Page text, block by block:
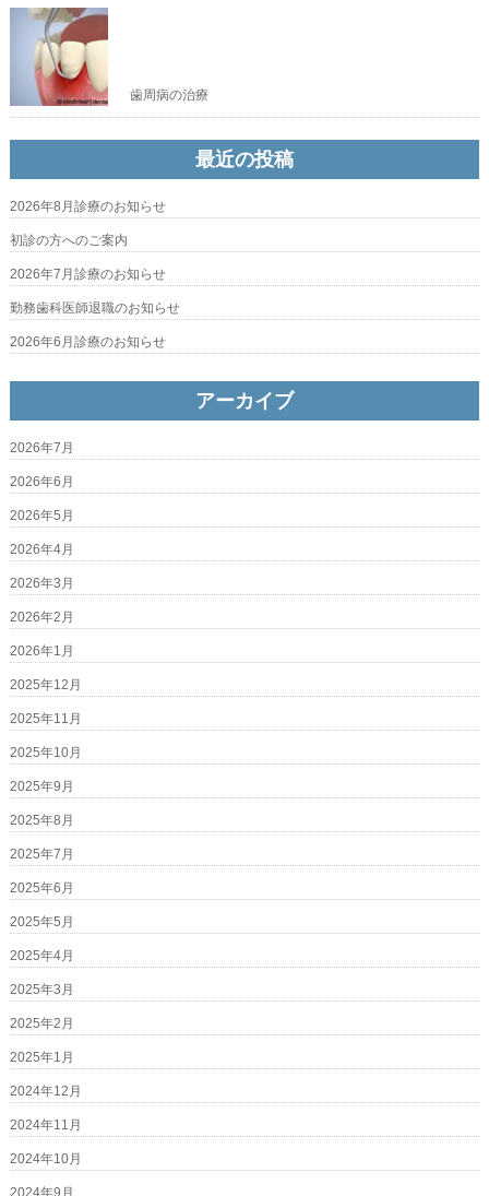
歯周病の治療
最近の投稿
2026年8月診療のお知らせ
初診の方へのご案内
2026年7月診療のお知らせ
勤務歯科医師退職のお知らせ
2026年6月診療のお知らせ
アーカイブ
2026年7月
2026年6月
2026年5月
2026年4月
2026年3月
2026年2月
2026年1月
2025年12月
2025年11月
2025年10月
2025年9月
2025年8月
2025年7月
2025年6月
2025年5月
2025年4月
2025年3月
2025年2月
2025年1月
2024年12月
2024年11月
2024年10月
2024年9月